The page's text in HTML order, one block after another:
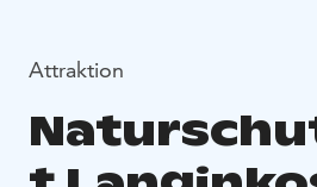
Attraktion